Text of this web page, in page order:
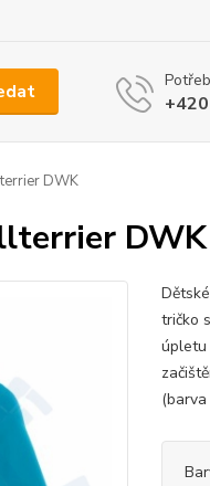
DWK
DWK
tričko
úpletu